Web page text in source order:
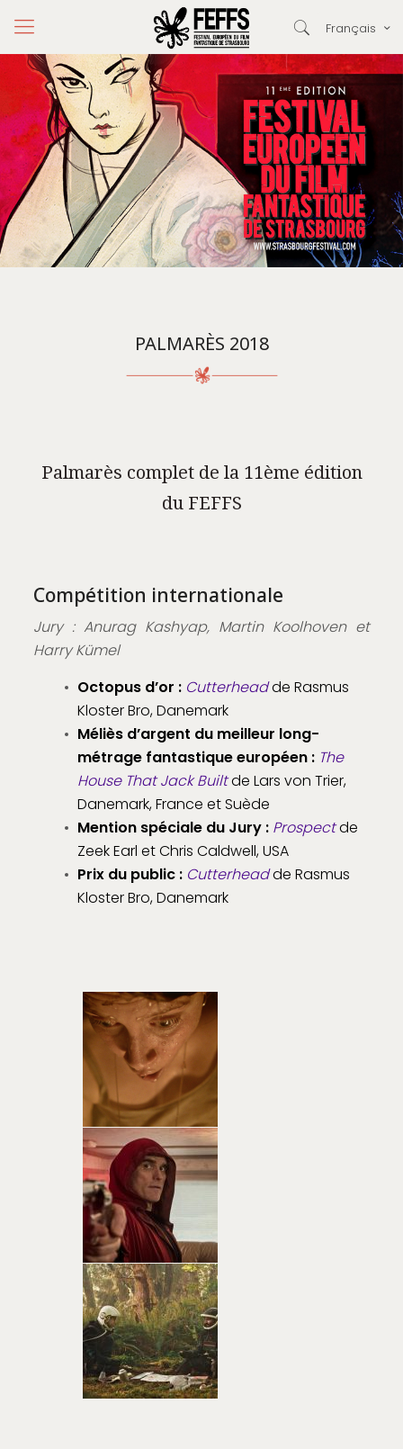
Français
PALMARÈS 2018
Palmarès complet de la 11ème édition
du FEFFS
Compétition internationale
Jury : Anurag Kashyap, Martin Koolhoven et
Harry Kümel
Octopus d’or : Cutterheadde Rasmus
Kloster Bro, Danemark
Méliès d’argent du meilleur long-
métrage fantastique européen : The
House That Jack Builtde Lars von Trier,
Danemark, France et Suède
Mention spéciale du Jury : Prospectde
Zeek Earl et Chris Caldwell, USA
Prix du public : Cutterheadde Rasmus
Kloster Bro, Danemark